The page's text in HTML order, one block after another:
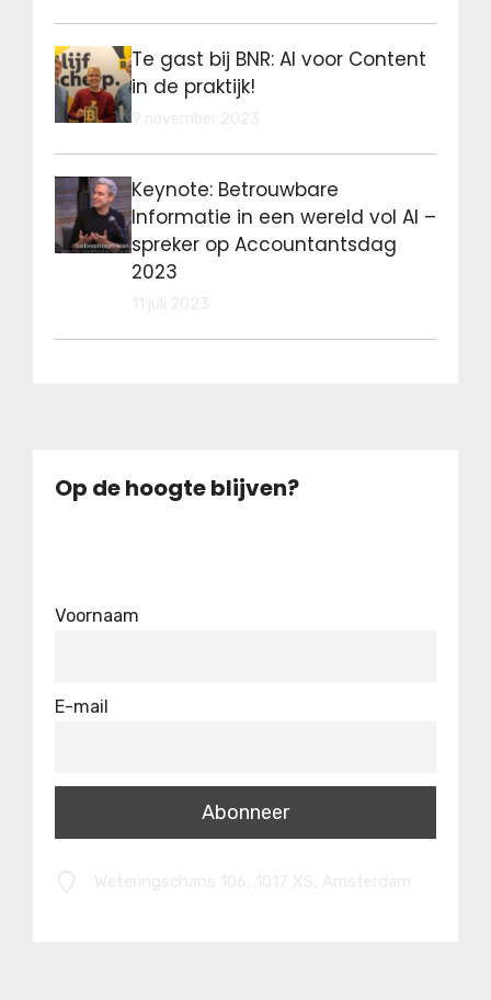
Te gast bij BNR: AI voor Content
in de praktijk!
Keynote: Betrouwbare
Informatie in een wereld vol AI –
spreker op Accountantsdag
2023
Op de hoogte blijven?
Voornaam
E-mail